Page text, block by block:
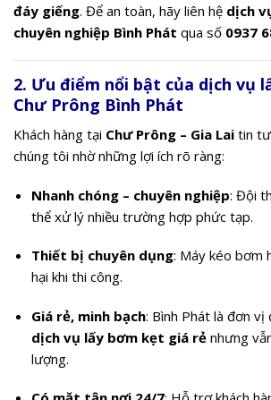
đáy giếng. Để an toàn, hãy liên hệ dịch
chuyên nghiệp Bình Phát qua số 0937
2. Ưu điểm nổi bật của dịch vụ
Chư Prông Bình Phát
Khách hàng tại Chư Prông – Gia Lai tin
chúng tôi nhờ những lợi ích rõ ràng:
Nhanh chóng – chuyên nghiệp: Đội
thể xử lý nhiều trường hợp phức tạp.
Thiết bị chuyên dụng: Máy kéo bơm
hại khi thi công.
Giá rẻ, minh bạch: Bình Phát là đơn vị
dịch vụ lấy bơm kẹt giá rẻnhưng
lượng.